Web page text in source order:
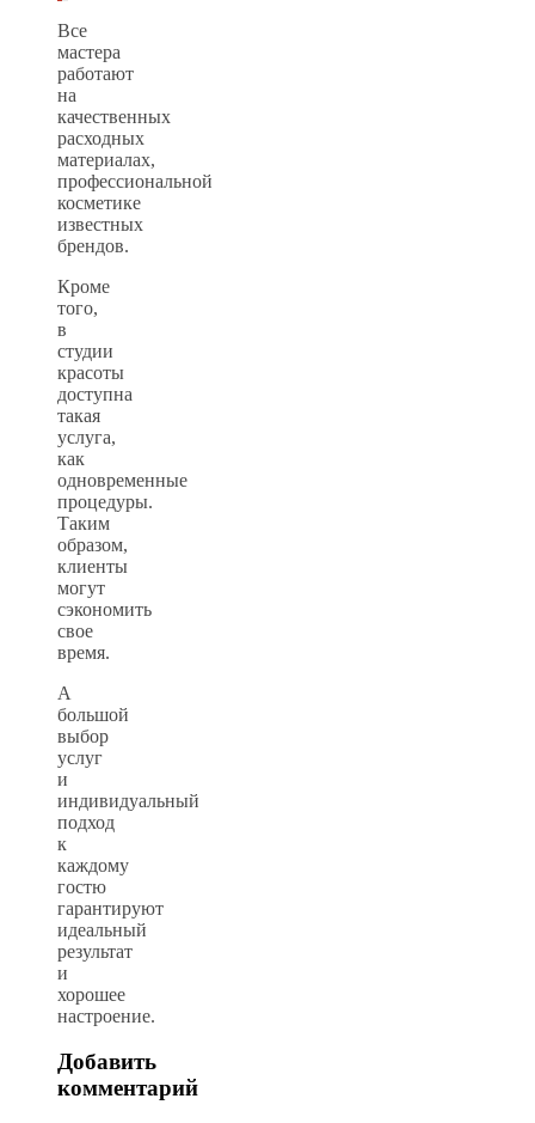
Все
мастера
работают
на
качественных
расходных
материалах,
профессиональной
косметике
известных
брендов.
Кроме
того,
в
студии
красоты
доступна
такая
услуга,
как
одновременные
процедуры.
Таким
образом,
клиенты
могут
сэкономить
свое
время.
А
большой
выбор
услуг
и
индивидуальный
подход
к
каждому
гостю
гарантируют
идеальный
результат
и
хорошее
настроение.
Добавить
комментарий